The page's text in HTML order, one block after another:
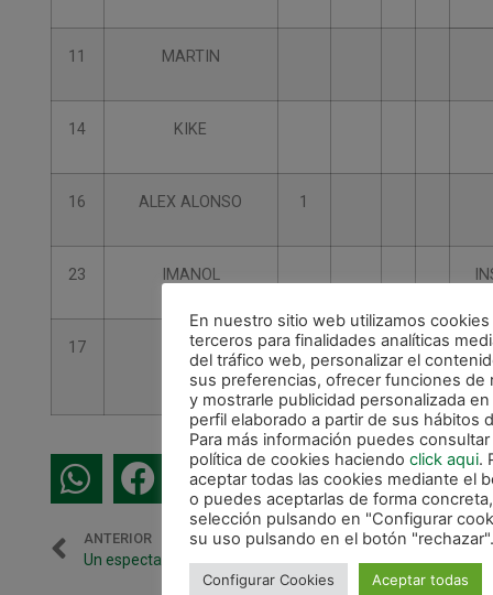
11 MARTIN
14 KIKE
16 ALEX ALONSO 1
23 IMANOL
17 FALI
ANTERIOR
Un espectacular Magna Gurpea golea a Catgas Santa Coloma (10-3)
SIGUIENTE
UMA Antequera – Magna Gurpea: Martes 24 de noviembre a las 20.45 h
En nuestro sitio web utilizamos
terceros para finalidades analíticas
del tráfico web, personalizar el
sus preferencias, ofrecer funciones de
y mostrarle publicidad personalizada
perfil elaborado a partir de sus hábitos
Para más información puedes
política de cookies haciendo click aqui.
aceptar todas las cookies mediante el
o puedes aceptarlas de forma
selección pulsando en "Configurar
su uso pulsando en el botón "rechazar".
Configurar Cookies Aceptar todas